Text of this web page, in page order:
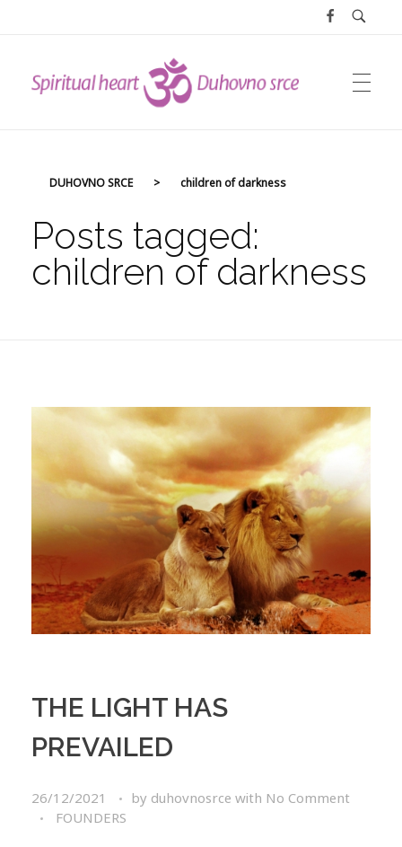
DUHOVNO SRCE > children of darkness
Posts tagged:
children of darkness
THE LIGHT HAS
PREVAILED
26/12/2021 by duhovnosrce with No Comment
FOUNDERS